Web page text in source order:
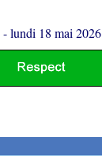
-lundi 18 mai 2026